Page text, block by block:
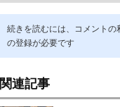
続きを読むには、コメントの
の登録が必要です
関連記事